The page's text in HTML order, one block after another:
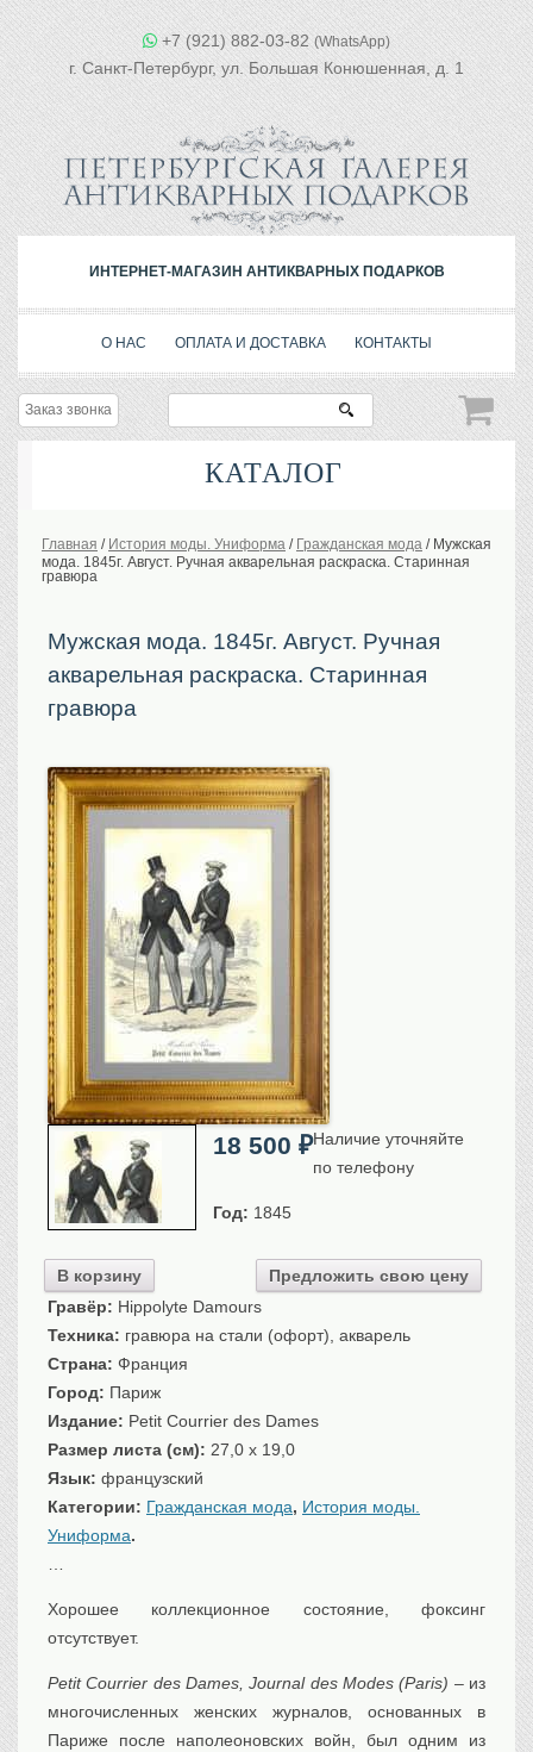
+7 (921) 882-03-82 (WhatsApp)
г. Санкт-Петербург, ул. Большая Конюшенная, д. 1
ИНТЕРНЕТ-МАГАЗИН АНТИКВАРНЫХ ПОДАРКОВ
О НАС ОПЛАТА И ДОСТАВКА КОНТАКТЫ
Заказ звонка
КАТАЛОГ
История Российской империи. Обычаи
Портреты царской
Старинные планы
Санкт-Петербург
Российская империя
Прочие
Старинные карты
Российская империя
Европа
Мир
Исторические карты
Виды городов
Москва
Санкт-Петербург
Российская империя
Прочие
Севастополь, Крым
Ценные бумаги
История моды.
Гражданская мода
Униформа
Охота. Флора. Фауна
Фауна
Флора
Охота
Рыбы, рыбалка
Техника, транспорт,
Связь
Букинистика
Главная / История моды. Униформа / Гражданская мода / Мужская
мода. 1845г. Август. Ручная акварельная раскраска. Старинная
гравюра
Мужская мода. 1845г. Август. Ручная
акварельная раскраска. Старинная
гравюра
18 500₽
В корзину Предложить свою цену
Наличие уточняйте
по телефону
Год: 1845
Гравёр: Hippolyte Damours
Техника: гравюра на стали (офорт), акварель
Страна: Франция
Город: Париж
Издание: Petit Courrier des Dames
Размер листа (см): 27,0 x 19,0
Язык: французский
Категории: Гражданская мода, История моды.
Униформа.
Хорошее коллекционное состояние, фоксинг
отсутствует.
Petit Courrier des Dames, Journal des Modes (Paris) – из
многочисленных женских журналов, основанных в
Париже после наполеоновских войн, был одним из